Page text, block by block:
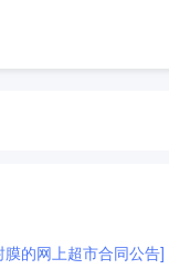
膜的网上超市合同公告]